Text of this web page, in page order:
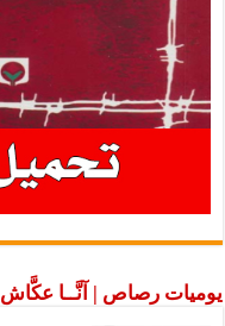
يوميات رصاص | آنَّــا عكَّاش